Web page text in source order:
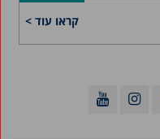
קראו עוד >